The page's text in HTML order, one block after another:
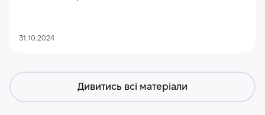
31.10.2024
Дивитись всі матеріали